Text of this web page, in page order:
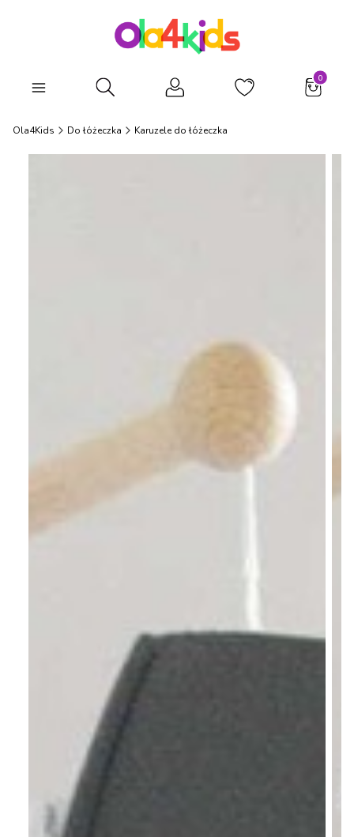
Otwórz wyszukiwarkę
Ola4Kids Do łóżeczka Karuzele do łóżeczka